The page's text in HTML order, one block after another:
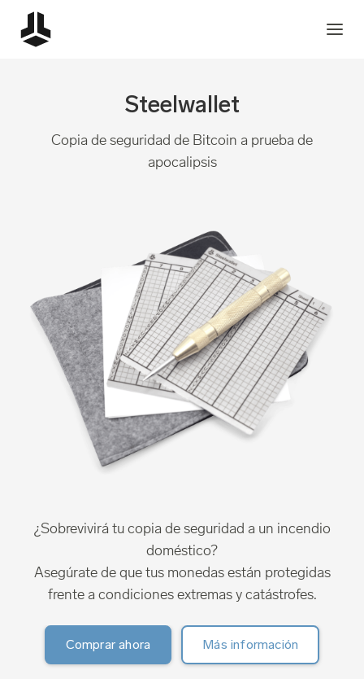
Steelwallet
Copia de seguridad de Bitcoin a prueba de
apocalipsis
¿Sobrevivirá tu copia de seguridad a un incendio
doméstico?
Asegúrate de que tus monedas están protegidas
frente a condiciones extremas y catástrofes.
Comprar ahora Más información